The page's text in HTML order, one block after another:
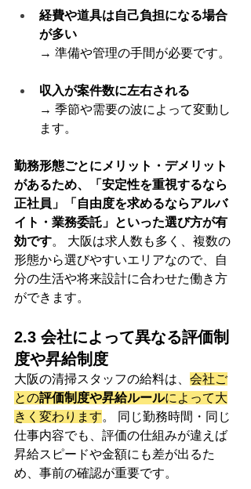
経費や道具は自己負担になる場合
が多い
→ 準備や管理の手間が必要です。
収入が案件数に左右される
→ 季節や需要の波によって変動し
ます。
勤務形態ごとにメリット・デメリット
があるため、「安定性を重視するなら
正社員」「自由度を求めるならアルバ
イト・業務委託」といった選び方が有
効です。 大阪は求人数も多く、複数の
形態から選びやすいエリアなので、自
分の生活や将来設計に合わせた働き方
ができます。
2.3 会社によって異なる評価制
度や昇給制度
大阪の清掃スタッフの給料は、 会社ご
との評価制度や昇給ルールによって大
きく変わります。 同じ勤務時間・同じ
仕事内容でも、評価の仕組みが違えば
昇給スピードや金額にも差が出るた
め、事前の確認が重要です。